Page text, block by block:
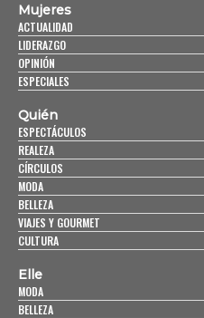
Mujeres
ACTUALIDAD
LIDERAZGO
OPINIÓN
ESPECIALES
Quién
ESPECTÁCULOS
REALEZA
CÍRCULOS
MODA
BELLEZA
VIAJES Y GOURMET
CULTURA
Elle
MODA
BELLEZA